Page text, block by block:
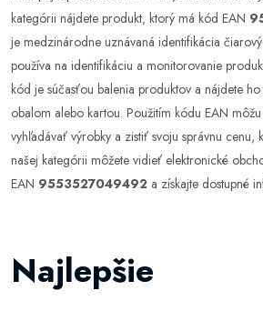
kategórii nájdete produkt, ktorý má kód EAN
je medzinárodne uznávaná identifikácia
používa na identifikáciu a monitorovanie
kód je súčasťou balenia produktov a nájdete
obalom alebo kartou. Použitím kódu EAN
vyhľadávať výrobky a zistiť svoju správnu cenu,
našej kategórii môžete vidieť elektronické
EAN 9553527049492 a získajte dostupné
Najlepšie